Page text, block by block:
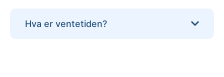
Hva er ventetiden?